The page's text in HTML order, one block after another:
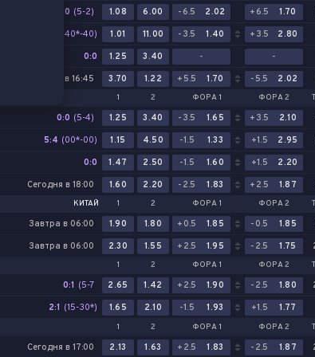
0:0 (5-2) 1.08 6.00 -6.5 2.02 +6.5 1.70
(40*-40) 1.01 11.00 -3.5 1.40 +3.5 2.80
0:0 1.25 3.40 - -
Сегодня в 16:45 3.70 1.22 +5.5 1.70 -5.5 2.02
1 2 ФОРА 1 ФОРА 2
0:0 (5-4) 1.25 3.40 -3.5 1.65 +3.5 2.10
5:4 (00*-00) 1.15 4.50 -1.5 1.33 +1.5 2.95
0:0 1.47 2.50 -1.5 1.60 +1.5 2.20
Сегодня в 18:00 1.60 2.20 -2.5 1.83 +2.5 1.87
КИТАЙ 1 2 ФОРА 1 ФОРА 2
Завтра в 06:00 1.90 1.80 +0.5 1.85 -0.5 1.85
Завтра в 06:00 2.30 1.55 +2.5 1.95 -2.5 1.75
1 2 ФОРА 1 ФОРА 2
0:1 (5-7
2.65 1.42 +2.5 1.90 -2.5 1.80
2:1 (15-30*) 1.65 2.10 -1.5 1.93 +1.5 1.77
1 2 ФОРА 1 ФОРА 2
Сегодня в 17:00 2.13 1.63 +2.5 1.83 -2.5 1.87